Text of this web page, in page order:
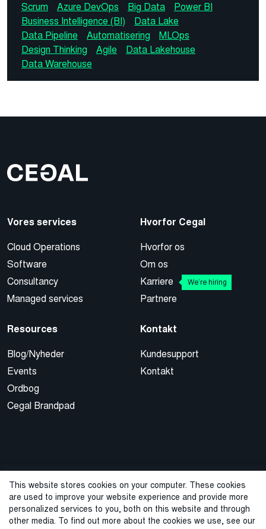
This website stores cookies on your computer. These cookies
are used to improve your website experience and provide more
personalized services to you, both on this website and through
other media. To find out more about the cookies we use, see our
Scrum
Azure DevOps Big Data
Power BI
Business Intelligence (BI)
Data Lake
Data Pipeline
Automatisering
MLOps
Design Thinking
Agile
Data Lakehouse
Data Warehouse
Vores services
Cloud Operations
Software
Consultancy
Managed services
Hvorfor Cegal
Hvorfor os
Om os
Karriere
We’re hiring
Partnere
Resources
Blog/Nyheder
Events
Ordbog
Cegal Brandpad
Kontakt
Kundesupport
Kontakt
© 2026 Cegal